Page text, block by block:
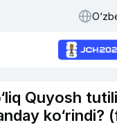
Quyosh
ko‘rindi?